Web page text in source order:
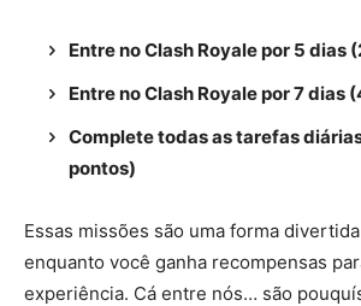
Entre no Clash Royale por 5 dias
Entre no Clash Royale por 7 dias
Complete todas as tarefas
pontos)
Essas missões são uma forma
enquanto você ganha recompensas
experiência. Cá entre nós… são